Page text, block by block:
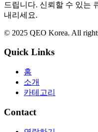
드립니다. 신뢰할 수 있는
내리세요.
© 2025 QEO Korea. All
Quick Links
홈
소개
카테고리
Contact